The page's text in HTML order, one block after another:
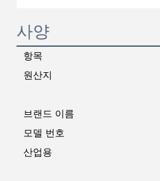
사양
항목
원산지
브랜드 이름
모델 번호
산업용